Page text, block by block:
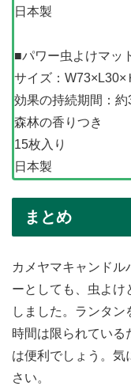
日本製
■パワー虫よけマッ
サイズ：W73×L30×
効果の持続期間：約
森林の香りつき
15枚入り
日本製
まとめ
カメヤマキャンドル
ーとしても、虫よけ
しました。ランタン
時間は限られている
は便利でしょう。気
さい。